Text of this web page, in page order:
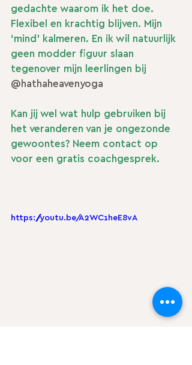
gedachte waarom ik het doe.
Flexibel en krachtig blijven. Mijn
‘mind’ kalmeren. En ik wil natuurlijk
geen modder figuur slaan
tegenover mijn leerlingen bij
@hathaheavenyoga
Kan jij wel wat hulp gebruiken bij
het veranderen van je ongezonde
gewoontes? Neem contact op
voor een gratis coachgesprek.
https://youtu.be/A2WC1heE8vA